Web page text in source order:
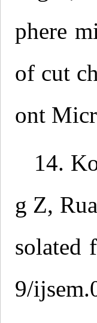
phere
of cut
ont
14.
g Z,
solated
9/